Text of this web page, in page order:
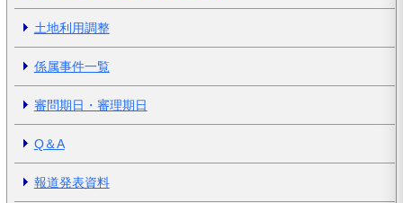
土地利用調整
係属事件一覧
審問期日・審理期日
Q＆A
報道発表資料